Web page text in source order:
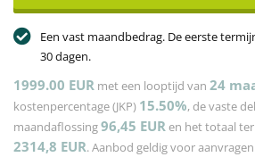
Een vast maandbedrag. De eerste
30 dagen.
1999.00 EUR met een looptijd van 24
kostenpercentage (JKP) 15.50%, de vaste
maandaflossing96,45 EURen het totaal
2314,8 EUR. Aanbod geldig voor